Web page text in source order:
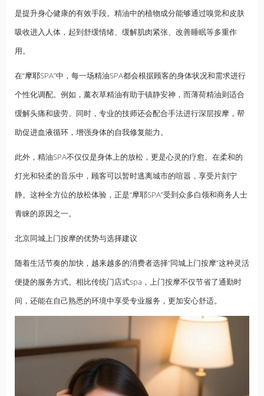
是提升身心健康的有效手段。精油中的植物成分能够通过嗅觉和皮肤
吸收进入人体，起到舒缓情绪、缓解肌肉紧张、改善睡眠等多重作
用。
在“摩耶SPA”中，每一场精油SPA都会根据顾客的身体状况和需求进行
个性化调配。例如，薰衣草精油有助于镇静安神，而薄荷精油则适合
缓解头痛和疲劳。同时，专业的技师还会配合手法进行深层按摩，帮
助促进血液循环，增强身体的自我修复能力。
此外，精油SPA不仅仅是身体上的放松，更是心灵的疗愈。在柔和的
灯光和轻柔的音乐中，顾客可以暂时逃离城市的喧嚣，享受片刻宁
静。这种全方位的放松体验，正是“摩耶SPA”受到众多白领和商务人士
青睐的原因之一。
北京同城上门按摩的优势与选择建议
随着生活节奏的加快，越来越多的消费者选择“同城上门按摩”这种灵活
便捷的服务方式。相比传统门店式spa，上门按摩不仅节省了通勤时
间，还能在自己熟悉的环境中享受专业服务，更加安心舒适。